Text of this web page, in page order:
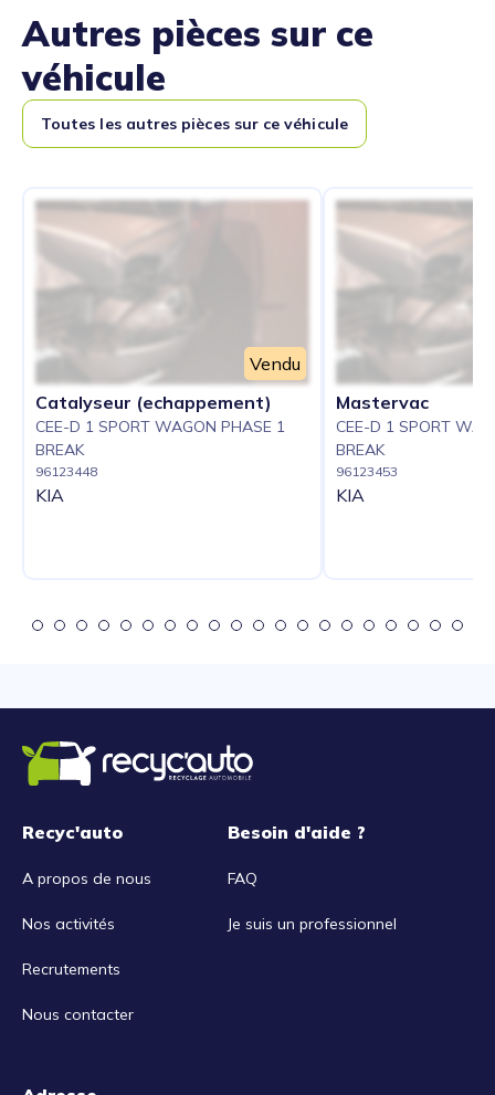
Autres pièces sur ce
véhicule
Toutes les autres pièces sur ce véhicule
Vendu
Catalyseur (echappement)
CEE-D 1 SPORT WAGON PHASE 1
BREAK
96123448
KIA
Mastervac
CEE-D 1 SPORT
BREAK
96123453
KIA
Recyc'auto
A propos de nous
Nos activités
Recrutements
Nous contacter
Besoin d'aide ?
FAQ
Je suis un professionnel